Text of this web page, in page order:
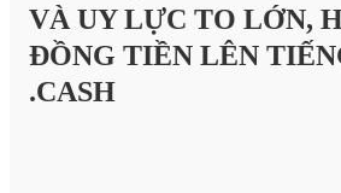
VÀ UY LỰC TO LỚN,
ĐỒNG TIỀN LÊN
.CASH